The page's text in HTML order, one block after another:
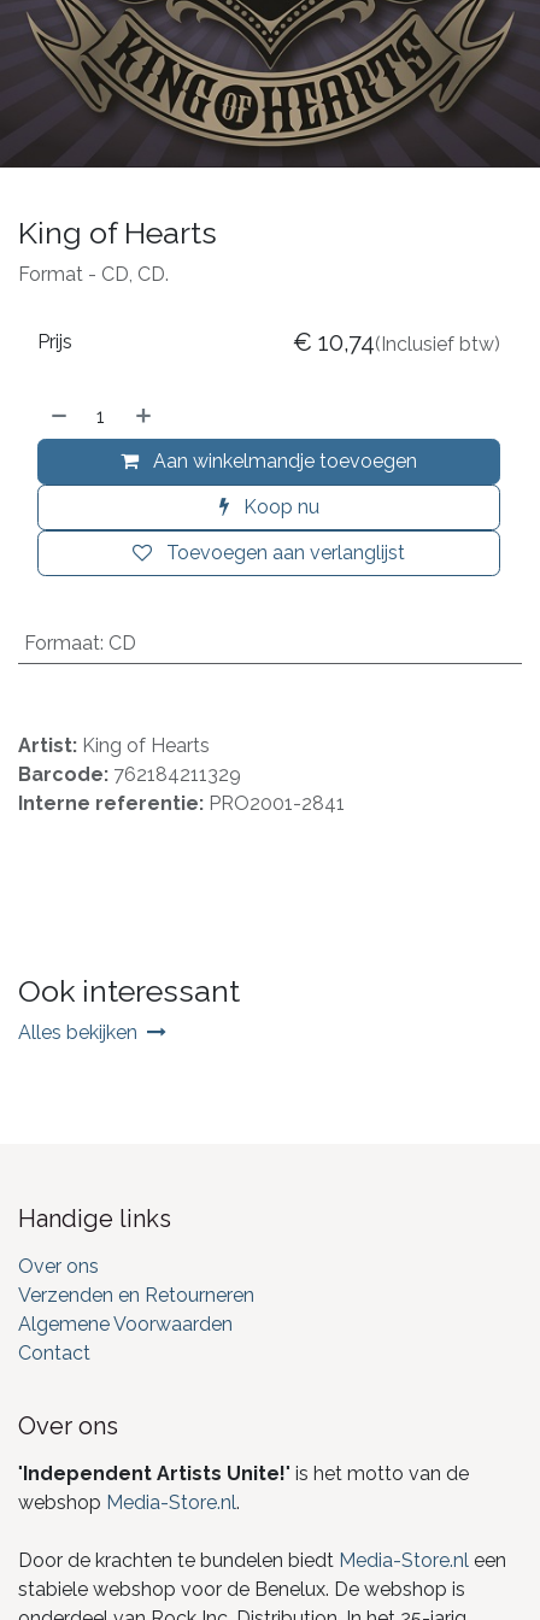
King of Hearts
Format - CD, CD.
Aan winkelmandje toevoegen
Koop nu
Toevoegen aan verlanglijst
Prijs € 10,74(Inclusief btw)
Formaat: CD
Artist: King of Hearts
Barcode: 762184211329
Interne referentie: PRO2001-2841
Ook interessant
Alles bekijken
Handige links
Over ons
Verzenden en Retourneren
Algemene Voorwaarden
Contact
Over ons
"Independent Artists Unite!" is het motto van de
webshop Media-Store.nl.
Door de krachten te bundelen biedt Media-Store.nl een
stabiele webshop voor de Benelux. De webshop is